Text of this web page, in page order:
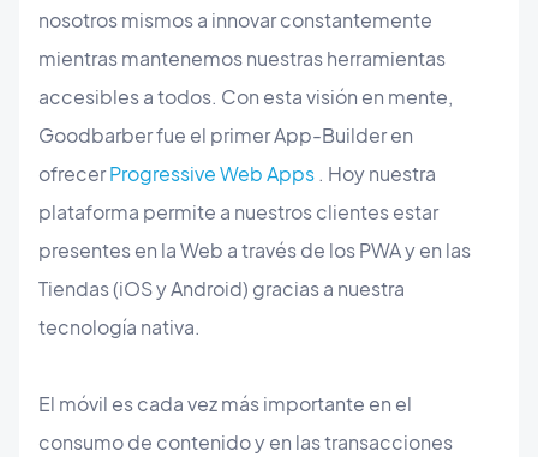
nosotros mismos a innovar constantemente
mientras mantenemos nuestras herramientas
accesibles a todos. Con esta visión en mente,
Goodbarber fue el primer App-Builder en
ofrecerProgressive Web Apps. Hoy nuestra
plataforma permite a nuestros clientes estar
presentes en la Web a través de los PWA y en las
Tiendas (iOS y Android) gracias a nuestra
tecnología nativa.
El móvil es cada vez más importante en el
consumo de contenido y en las transacciones